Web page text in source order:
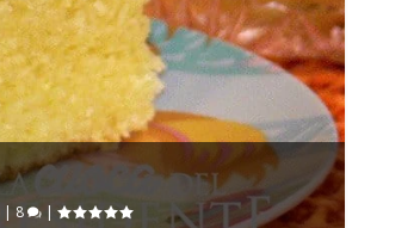
| 8 |